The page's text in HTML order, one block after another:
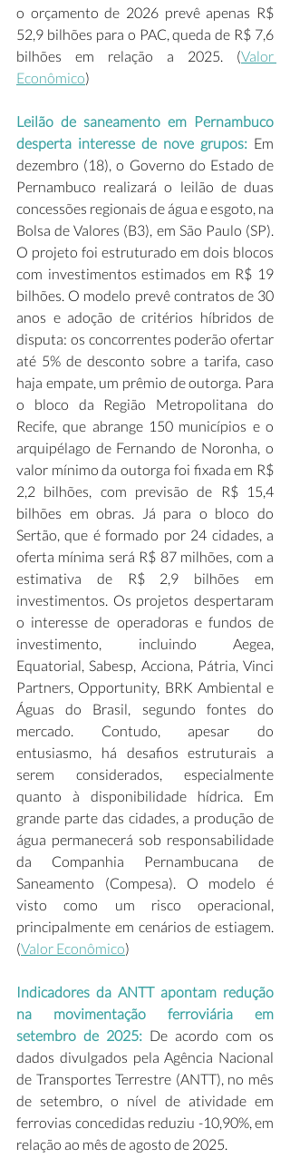
o orçamento de 2026 prevê apenas R$
52,9 bilhões para o PAC, queda de R$ 7,6
bilhões em relação a 2025. (Valor
Econômico)
Leilão de saneamento em Pernambuco
desperta interesse de nove grupos: Em
dezembro (18), o Governo do Estado de
Pernambuco realizará o leilão de duas
concessões regionais de água e esgoto, na
Bolsa de Valores (B3), em São Paulo (SP).
O projeto foi estruturado em dois blocos
com investimentos estimados em R$ 19
bilhões. O modelo prevê contratos de 30
anos e adoção de critérios híbridos de
disputa: os concorrentes poderão ofertar
até 5% de desconto sobre a tarifa, caso
haja empate, um prêmio de outorga. Para
o bloco da Região Metropolitana do
Recife, que abrange 150 municípios e o
arquipélago de Fernando de Noronha, o
valor mínimo da outorga foi fixada em R$
2,2 bilhões, com previsão de R$ 15,4
bilhões em obras. Já para o bloco do
Sertão, que é formado por 24 cidades, a
oferta mínima será R$ 87 milhões, com a
estimativa de R$ 2,9 bilhões em
investimentos. Os projetos despertaram
o interesse de operadoras e fundos de
investimento, incluindo Aegea,
Equatorial, Sabesp, Acciona, Pátria, Vinci
Partners, Opportunity, BRK Ambiental e
Águas do Brasil, segundo fontes do
mercado. Contudo, apesar do
entusiasmo, há desafios estruturais a
serem considerados, especialmente
quanto à disponibilidade hídrica. Em
grande parte das cidades, a produção de
água permanecerá sob responsabilidade
da Companhia Pernambucana de
Saneamento (Compesa). O modelo é
visto como um risco operacional,
principalmente em cenários de estiagem.
(Valor Econômico)
Indicadores da ANTT apontam redução
na movimentação ferroviária em
setembro de 2025: De acordo com os
dados divulgados pela Agência Nacional
de Transportes Terrestre (ANTT), no mês
de setembro, o nível de atividade em
ferrovias concedidas reduziu -10,90%, em
relação ao mês de agosto de 2025.